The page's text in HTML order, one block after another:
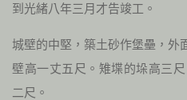
到光緒八年三月才告竣工。
城壁的中堅，築土砂作堡壘，外
壁高一丈五尺。雉堞的垛高三
二尺。